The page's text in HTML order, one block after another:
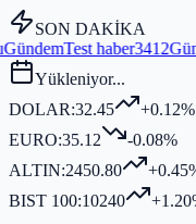
SON DAKİKA
Dışişleri Bakanı Fidan,
Yükleniyor...
DOLAR:32.45
+0.12%
EURO:35.12
-0.08%
ALTIN:2450.80
BIST 100:10240